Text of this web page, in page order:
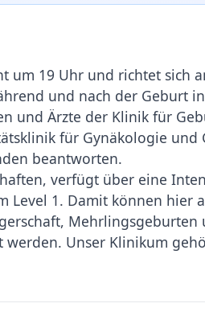
19 Uhr und richtet sich
und nach der Geburt
und Ärzte der Klinik für
für Gynäkologie und
beantworten.
verfügt über eine
Level 1. Damit können hier
Unser Klinikum